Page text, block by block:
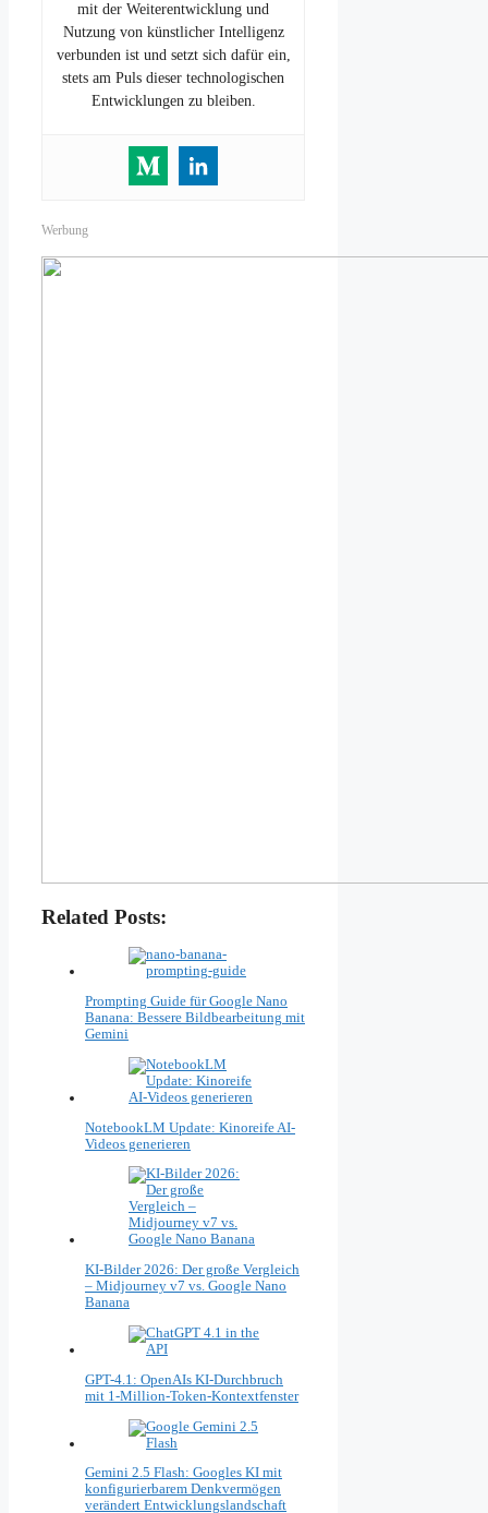
mit der Weiterentwicklung und
Nutzung von künstlicher Intelligenz
verbunden ist und setzt sich dafür ein,
stets am Puls dieser technologischen
Entwicklungen zu bleiben.
Werbung
Related Posts:
Prompting Guide für Google Nano
Banana: Bessere Bildbearbeitung mit
Gemini
NotebookLM Update: Kinoreife AI-
Videos generieren
KI-Bilder 2026: Der große Vergleich
– Midjourney v7 vs. Google Nano
Banana
GPT-4.1: OpenAIs KI-Durchbruch
mit 1-Million-Token-Kontextfenster
Gemini 2.5 Flash: Googles KI mit
konfigurierbarem Denkvermögen
verändert Entwicklungslandschaft